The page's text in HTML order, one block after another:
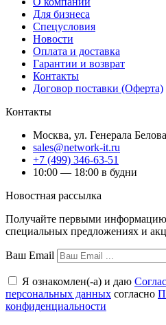
Для бизнеса
Спецусловия
Новости
Оплата и доставка
Гарантии и возврат
Контакты
Договор поставки (Оферта)
Контакты
Москва, ул. Генерала
sales@network-it.ru
+7 (499) 346-63-51
10:00 — 18:00 в будни
Новостная рассылка
Получайте первыми
специальных предложениях и
Ваш Email
Я ознакомлен(-а) и даю
персональных данных согласно
конфиденциальности